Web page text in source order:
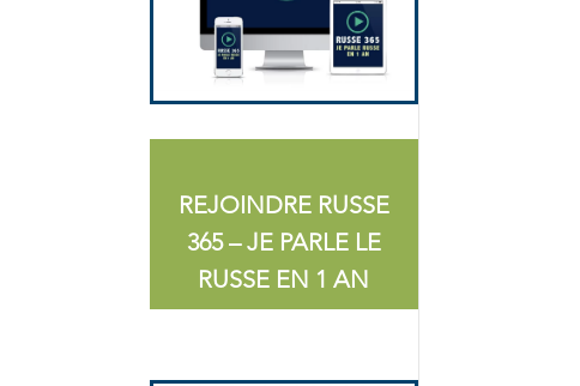
REJOINDRE RUSSE
365 – JE PARLE LE
RUSSE EN 1 AN